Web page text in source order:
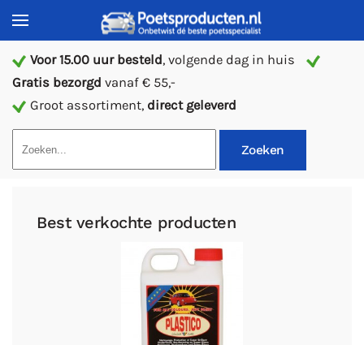
Voor 15.00 uur besteld, volgende dag in huis
Gratis bezorgd vanaf € 55,-
Groot assortiment, direct geleverd
Zoeken
Best verkochte producten